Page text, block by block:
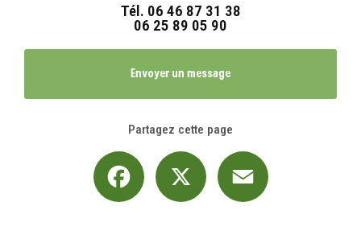
Tél. 06 46 87 31 38
06 25 89 05 90
Envoyer un message
Partagez cette page
Facebook